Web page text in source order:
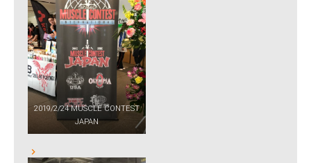
2019/2/24 MUSCLE CONTEST
JAPAN